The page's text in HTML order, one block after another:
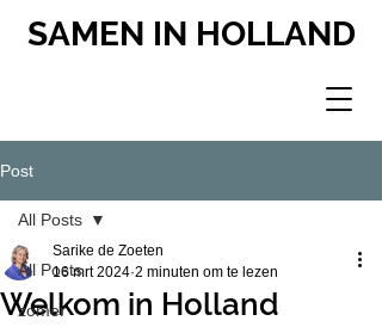
SAMEN IN HOLLAND
Post
All Posts
zomer
All Posts
Welkom in Holland
Sarike de Zoeten
16 mrt 2024 2 minuten om te lezen